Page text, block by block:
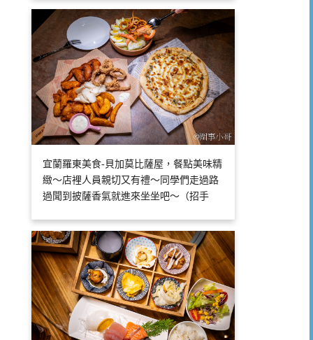
宜蘭羅東美食-貝加莫比薩屋，餐點美味精
緻～店裡人員親切又有禮～同學們走過路
過聞到披薩香氣就進來坐坐吧～（招手